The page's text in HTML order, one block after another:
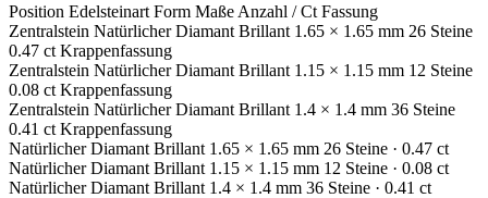
Position Edelsteinart Form Maße Anzahl / Ct Fassung
Zentralstein Natürlicher Diamant Brillant 1.65 × 1.65 mm 26 Steine
0.47 ct Krappenfassung
Zentralstein Natürlicher Diamant Brillant 1.15 × 1.15 mm 12 Steine
0.08 ct Krappenfassung
Zentralstein Natürlicher Diamant Brillant 1.4 × 1.4 mm 36 Steine
0.41 ct Krappenfassung
Natürlicher Diamant Brillant 1.65 × 1.65 mm 26 Steine · 0.47 ct
Natürlicher Diamant Brillant 1.15 × 1.15 mm 12 Steine · 0.08 ct
Natürlicher Diamant Brillant 1.4 × 1.4 mm 36 Steine · 0.41 ct